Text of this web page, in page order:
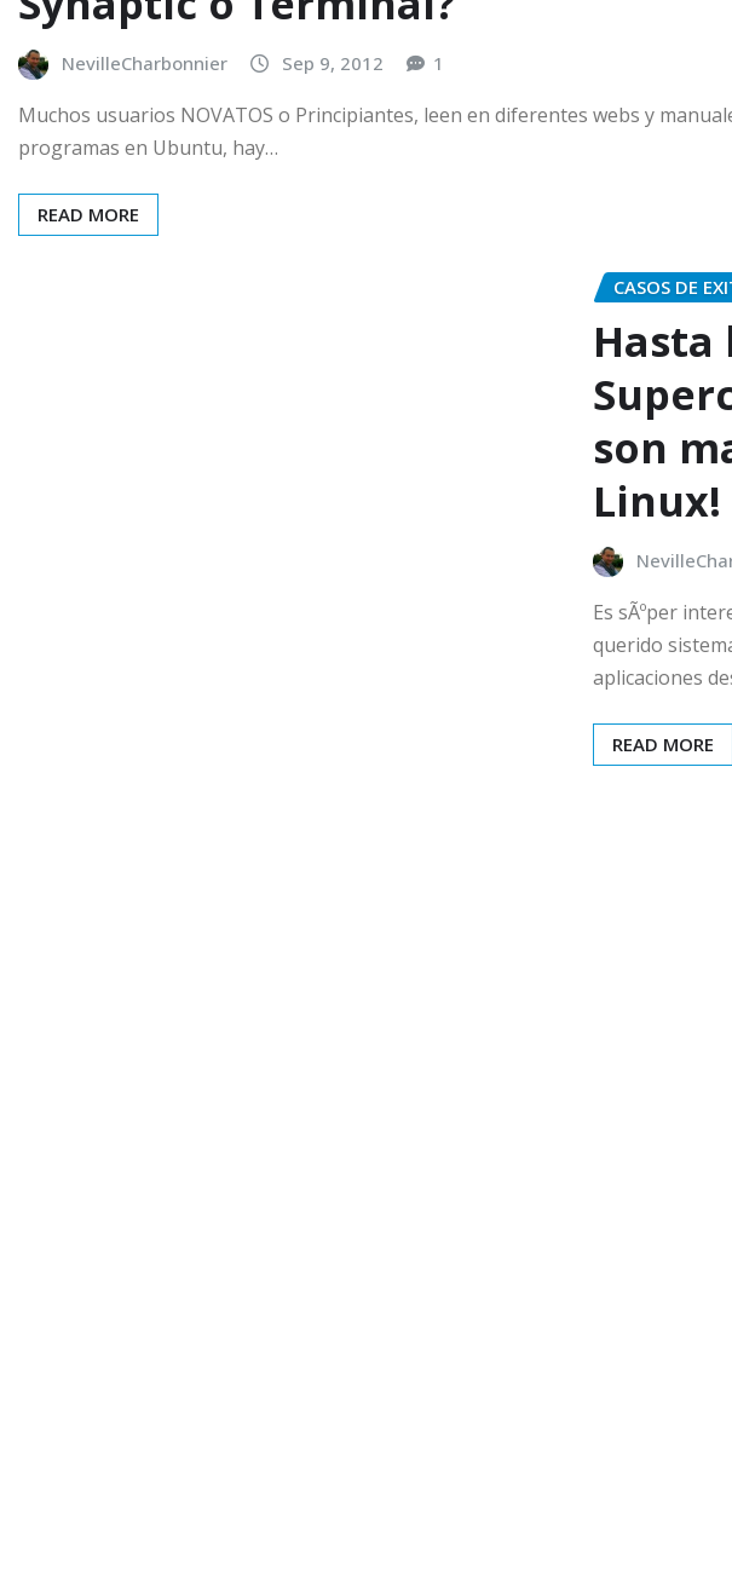
NevilleCharbonnier Sep 9, 2012 1
Muchos usuarios NOVATOS o Principiantes, leen en diferentes webs y
programas en Ubuntu, hay…
READ MORE
CASOS DE
Hasta
son
Linux!
Es sÃºper
querido
aplicaciones
READ MORE